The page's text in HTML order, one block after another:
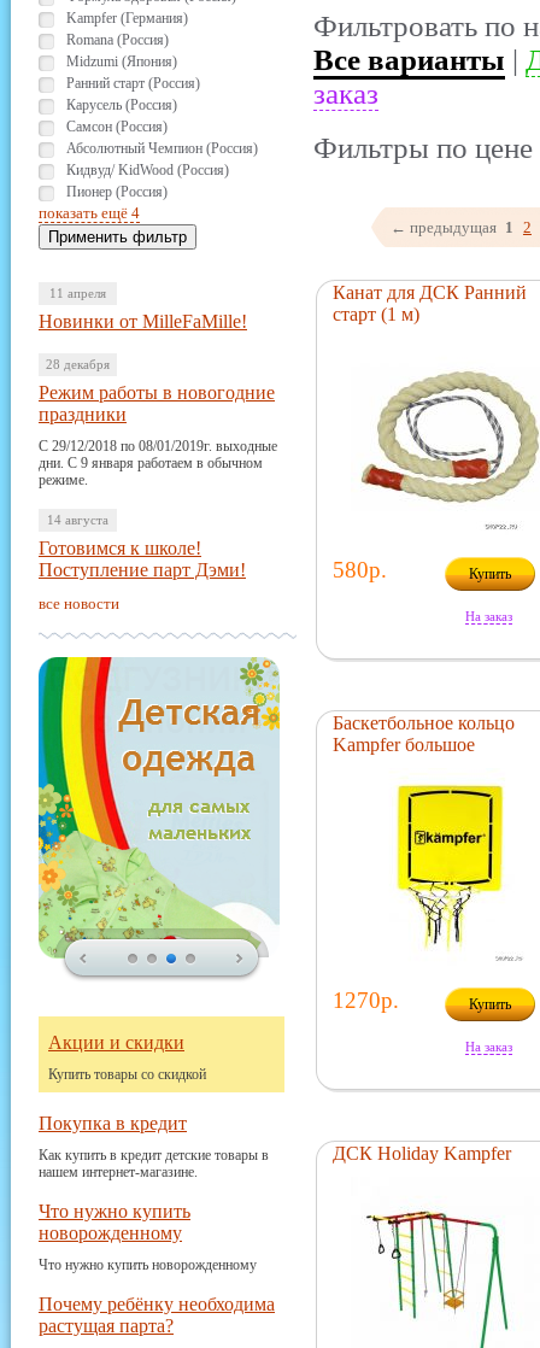
Фильтровать по
Все варианты |
заказ
Фильтры по цене
Kampfer (Германия)
Romana (Россия)
Midzumi (Япония)
Ранний старт (Россия)
Карусель (Россия)
Самсон (Россия)
Абсолютный Чемпион (Россия)
Кидвуд/ KidWood (Россия)
Пионер (Россия)
показать ещё 4
11 апреля
Новинки от MilleFaMille!
28 декабря
Режим работы в новогодние
праздники
С 29/12/2018 по 08/01/2019г. выходные
дни. С 9 января работаем в обычном
режиме.
14 августа
Готовимся к школе!
Поступление парт Дэми!
все новости
Акции и скидки
Купить товары со скидкой
Покупка в кредит
Как купить в кредит детские товары в
нашем интернет-магазине.
Что нужно купить
новорожденному
Что нужно купить новорожденному
Почему ребёнку необходима
растущая парта?
← предыдущая 1 2
Канат для ДСК Ранний
старт (1 м)
580р. Купить
На заказ
Баскетбольное кольцо
Kampfer большое
1270р. Купить
На заказ
ДСК Holiday Kampfer